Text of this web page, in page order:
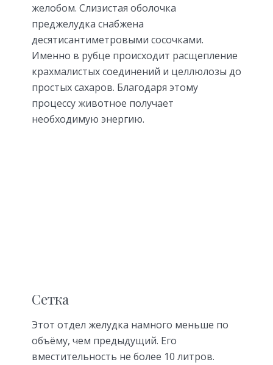
желобом. Слизистая оболочка
преджелудка снабжена
десятисантиметровыми сосочками.
Именно в рубце происходит расщепление
крахмалистых соединений и целлюлозы до
простых сахаров. Благодаря этому
процессу животное получает
необходимую энергию.
Сетка
Этот отдел желудка намного меньше по
объёму, чем предыдущий. Его
вместительность не более 10 литров.